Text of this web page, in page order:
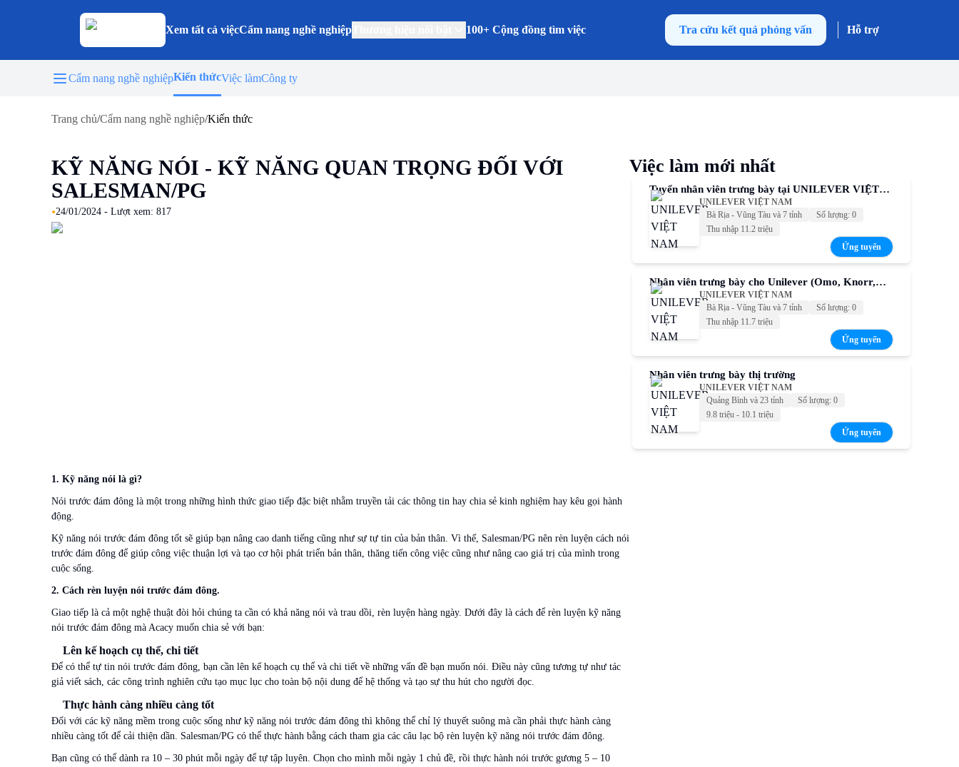
Xem tất cả việcCẩm nang nghề nghiệp 100+ Cộng đồng tìm việc Tra cứu kết quả phỏng vấn Hỗ trợ
Cẩm nang nghề nghiệpKiến thứcViệc làmCông ty
Trang chủ/Cẩm nang nghề nghiệp/Kiến thức
KỸ NĂNG NÓI - KỸ NĂNG QUAN TRỌNG ĐỐI VỚI
SALESMAN/PG
•24/01/2024 - Lượt xem: 817
1. Kỹ năng nói là gì?
Nói trước đám đông là một trong những hình thức giao tiếp đặc biệt nhằm truyền tải các thông tin hay chia sẻ kinh nghiệm hay kêu gọi hành
động.
Kỹ năng nói trước đám đông tốt sẽ giúp bạn nâng cao danh tiếng cũng như sự tự tin của bản thân. Vì thế, Salesman/PG nên rèn luyện cách nói
trước đám đông để giúp công việc thuận lợi và tạo cơ hội phát triển bản thân, thăng tiến công việc cũng như nâng cao giá trị của mình trong
cuộc sống.
2. Cách rèn luyện nói trước đám đông.
Giao tiếp là cả một nghệ thuật đòi hỏi chúng ta cần có khả năng nói và trau dồi, rèn luyện hàng ngày. Dưới đây là cách để rèn luyện kỹ năng
nói trước đám đông mà Acacy muốn chia sẻ với bạn:
Lên kế hoạch cụ thể, chi tiết
Để có thể tự tin nói trước đám đông, bạn cần lên kế hoạch cụ thể và chi tiết về những vấn đề bạn muốn nói. Điều này cũng tương tự như tác
giả viết sách, các công trình nghiên cứu tạo mục lục cho toàn bộ nội dung để hệ thống và tạo sự thu hút cho người đọc.
Thực hành càng nhiều càng tốt
Đối với các kỹ năng mềm trong cuộc sống như kỹ năng nói trước đám đông thì không thể chỉ lý thuyết suông mà cần phải thực hành càng
nhiều càng tốt để cải thiện dần. Salesman/PG có thể thực hành bằng cách tham gia các câu lạc bộ rèn luyện kỹ năng nói trước đám đông.
Bạn cũng có thể dành ra 10 – 30 phút mỗi ngày để tự tập luyên. Chọn cho mình mỗi ngày 1 chủ đề, rồi thực hành nói trước gương 5 – 10
Việc làm mới nhất
Tuyển nhân viên trưng bày tại UNILEVER VIỆT
NAM – Thu nhập cạnh tranh
UNILEVER VIỆT NAM
Bà Rịa - Vũng Tàu và 7 tỉnh
Số lượng: 0
Thu nhập 11.2 triệu
Ứng tuyển
Nhân viên trưng bày cho Unilever (Omo, Knorr,
Comfort, Sunsilk, P/S,...)
UNILEVER VIỆT NAM
Bà Rịa - Vũng Tàu và 7 tỉnh
Số lượng: 0
Thu nhập 11.7 triệu
Ứng tuyển
Nhân viên trưng bày thị trường
UNILEVER VIỆT NAM
Quảng Bình và 23 tỉnh
Số lượng: 0
9.8 triệu - 10.1 triệu
Ứng tuyển